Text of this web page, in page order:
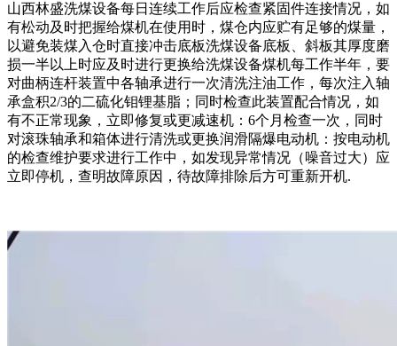
山西林盛洗煤设备每日连续工作后应检查紧固件连接情况，如
有松动及时把握给煤机在使用时，煤仓内应贮有足够的煤量，
以避免装煤入仓时直接冲击底板洗煤设备底板、斜板其厚度磨
损一半以上时应及时进行更换给洗煤设备煤机每工作半年，要
对曲柄连杆装置中各轴承进行一次清洗注油工作，每次注入轴
承盒积2/3的二硫化钼锂基脂；同时检查此装置配合情况，如
有不正常现象，立即修复或更减速机：6个月检查一次，同时
对滚珠轴承和箱体进行清洗或更换润滑隔爆电动机：按电动机
的检查维护要求进行工作中，如发现异常情况（噪音过大）应
立即停机，查明故障原因，待故障排除后方可重新开机.